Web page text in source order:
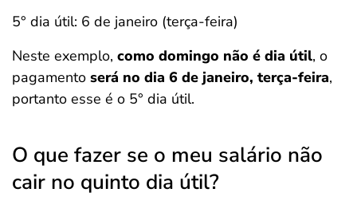
5° dia útil: 6 de janeiro (terça-feira)
Neste exemplo, como domingo não é dia útil, o
pagamento será no dia 6 de janeiro, terça-feira,
portanto esse é o 5° dia útil.
O que fazer se o meu salário não
cair no quinto dia útil?